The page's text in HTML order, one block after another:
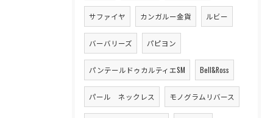
サファイヤ カンガルー金貨 ルビー
バーバリーズ パピヨン
パンテールドゥカルティエSM Bell&Ross
パール ネックレス モノグラムリバース